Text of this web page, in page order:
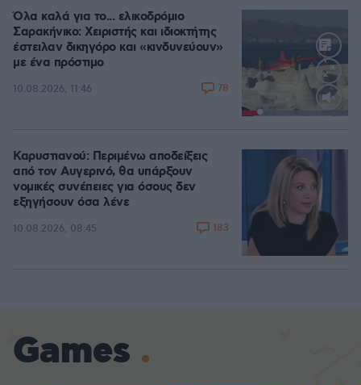
Όλα καλά για το... ελικοδρόμιο
Σαρακήνικο: Χειριστής και ιδιοκτήτης
έστειλαν δικηγόρο και «κινδυνεύουν»
με ένα πρόστιμο
10.08.2026, 11:46 78
Καρυστιανού: Περιμένω αποδείξεις
από τον Αυγερινό, θα υπάρξουν
νομικές συνέπειες για όσους δεν
εξηγήσουν όσα λένε
10.08.2026, 08:45 183
Games